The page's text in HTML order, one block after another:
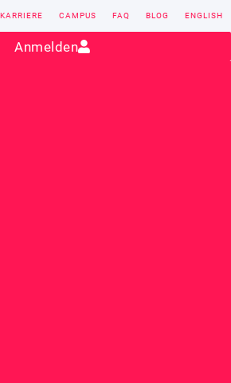
Kontakt:sales@vectorsoft.de
KARRIERE CAMPUS FAQ BLOG ENGLISH
Anmelden